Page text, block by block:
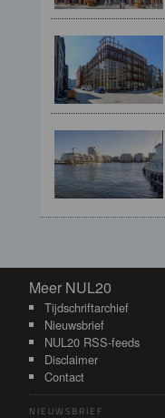
Meer NUL20
Meer NUL20
Tijdschriftarchief
Nieuwsbrief
NUL20 RSS-feeds
Disclaimer
Contact
NIEUWSBRIEF